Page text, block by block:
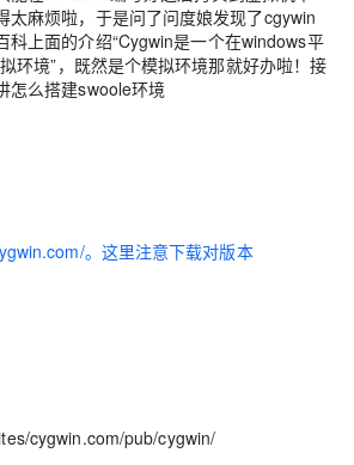
太麻烦啦，于是问了问度娘发现了cgywin
科上面的介绍“Cygwin是一个在windows平
环境”，既然是个模拟环境那就好办啦！接
怎么搭建swoole环境
。这里注意下载对版本
cygwin.com/pub/cygwin/